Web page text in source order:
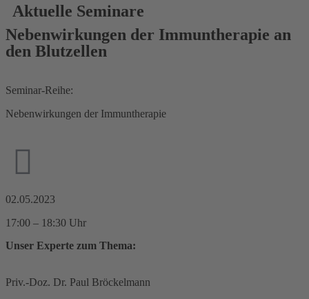
Aktuelle Seminare
Nebenwirkungen der Immuntherapie an
den Blutzellen
Seminar-Reihe:
Nebenwirkungen der Immuntherapie
02.05.2023
17:00 – 18:30 Uhr
Unser Experte zum Thema:
Priv.-Doz. Dr. Paul Bröckelmann